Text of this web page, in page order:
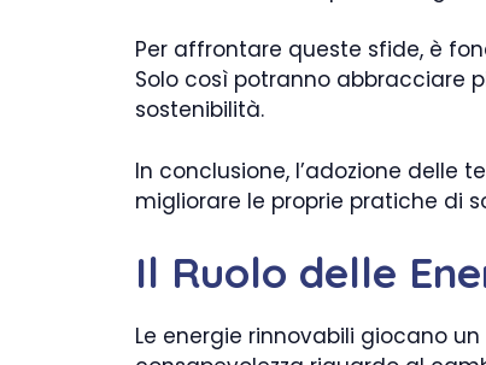
Per affrontare queste sfide, è
Solo così potranno abbracciare
sostenibilità.
In conclusione, l’adozione delle
migliorare le proprie pratiche di
Il Ruolo delle
Le energie rinnovabili giocano